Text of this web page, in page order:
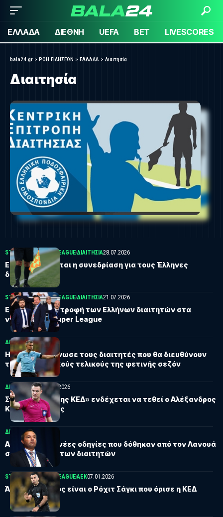
ΕΛΛΑΔΑ ΔΙΕΘΝΗ UEFA BET LIVESCORES
bala24.gr > ΡΟΗ ΕΙΔΗΣΕΩΝ > ΕΛΛΑΔΑ > Διαιτησία
Διαιτησία
STOIXIMAN SUPER LEAGUEΔΙΑΙΤΗΣΊΑ28.07.2026
ΕΠΟ: Αναβάλλεται η συνεδρίαση για τους Έλληνες
διαιτητές
STOIXIMAN SUPER LEAGUEΔΙΑΙΤΗΣΊΑ21.07.2026
ΕΠΟ: Προς επιστροφή των Ελλήνων διαιτητών στα
ντέρμπι της Super League
ΔΙΑΙΤΗΣΊΑ11.05.2026
Η UEFA ανακοίνωσε τους διαιτητές που θα διευθύνουν
τους ευρωπαϊκούς τελικούς της φετινής σεζόν
ΔΙΑΙΤΗΣΊΑΕΠΟ 23.02.2026
Στη «διάθεση της ΚΕΔ» ενδέχεται να τεθεί ο Αλέξανδρος
Κατσικογιάννης
ΔΙΑΙΤΗΣΊΑ07.02.2026
Αυτές είναι οι νέες οδηγίες που δόθηκαν από τον Λανουά
στο σεμινάριο των διαιτητών
STOIXIMAN SUPER LEAGUEΑΕΚ07.01.2026
Άρης-ΑΕΚ: Ποιος είναι ο Ρόχιτ Σάγκι που όρισε η ΚΕΔ